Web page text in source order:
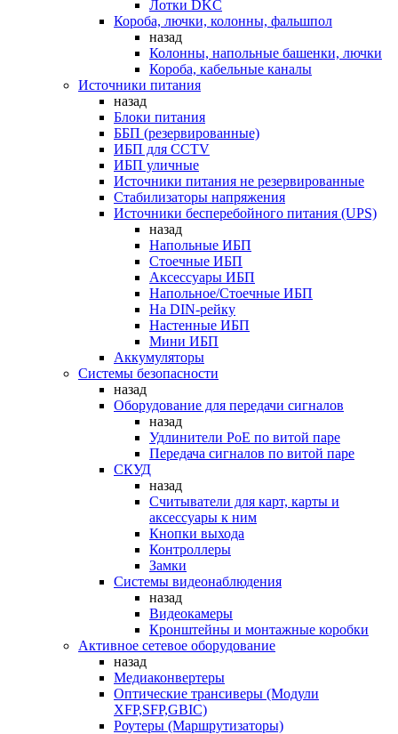
Лотки DKC
Короба, лючки, колонны, фальшпол
назад
Колонны, напольные башенки, лючки
Короба, кабельные каналы
Источники питания
назад
Блоки питания
ББП (резервированные)
ИБП для CCTV
ИБП уличные
Источники питания не резервированные
Стабилизаторы напряжения
Источники бесперебойного питания (UPS)
назад
Напольные ИБП
Стоечные ИБП
Аксессуары ИБП
Напольное/Стоечные ИБП
На DIN-рейку
Настенные ИБП
Мини ИБП
Аккумуляторы
Системы безопасности
назад
Оборудование для передачи сигналов
назад
Удлинители PoE по витой паре
Передача сигналов по витой паре
СКУД
назад
Считыватели для карт, карты и
аксессуары к ним
Кнопки выхода
Контроллеры
Замки
Системы видеонаблюдения
назад
Видеокамеры
Кронштейны и монтажные коробки
Активное сетевое оборудование
назад
Медиаконвертеры
Оптические трансиверы (Модули
XFP,SFP,GBIC)
Роутеры (Маршрутизаторы)